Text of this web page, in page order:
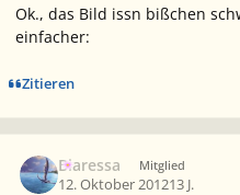
Ok., das Bild issn bißchen
einfacher:
Zitieren
Biaressa Mitglied
12. Oktober 201213 J.